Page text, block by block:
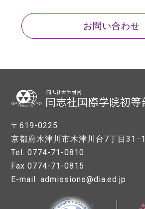
お問い合わせ
〒619-0225
京都府木津川市木津川台7丁目31−1
Tel. 0774-71-0810
Fax 0774-71-0815
E-mail :admissions@dia.ed.jp